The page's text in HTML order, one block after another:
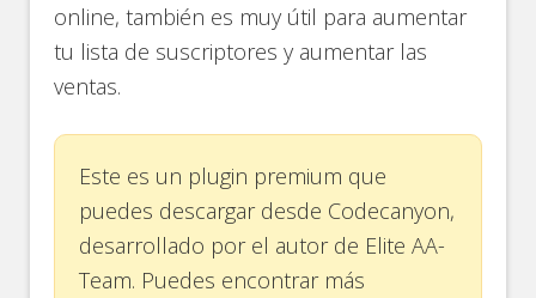
online, también es muy útil para aumentar
tu lista de suscriptores y aumentar las
ventas.
Este es un plugin premium que
puedes descargar desde Codecanyon,
desarrollado por el autor de Elite AA-
Team. Puedes encontrar más